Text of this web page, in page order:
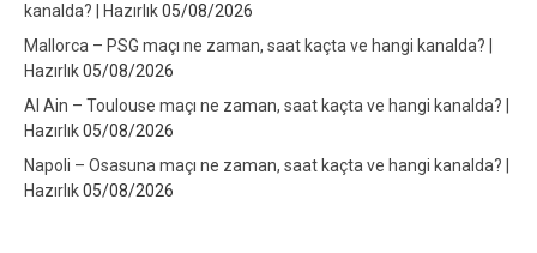
kanalda? | Hazırlık05/08/2026
Mallorca – PSG maçı ne zaman, saat kaçta ve hangi kanalda? |
Hazırlık05/08/2026
Al Ain – Toulouse maçı ne zaman, saat kaçta ve hangi kanalda? |
Hazırlık05/08/2026
Napoli – Osasuna maçı ne zaman, saat kaçta ve hangi kanalda? |
Hazırlık05/08/2026